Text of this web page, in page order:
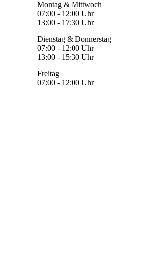
Montag & Mittwoch
07:00 - 12:00 Uhr
13:00 - 17:30 Uhr
Dienstag & Donnerstag
07:00 - 12:00 Uhr
13:00 - 15:30 Uhr
Freitag
07:00 - 12:00 Uhr